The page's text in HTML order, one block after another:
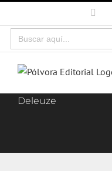
al
contenido
Buscar:
Deleuze